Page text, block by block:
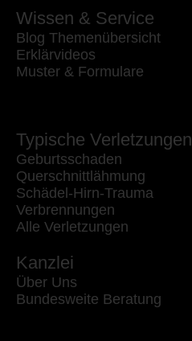
Wissen & Service
Blog Themenübersicht
Erklärvideos
Muster & Formulare
Typische Verletzungen
Geburtsschaden
Querschnittlähmung
Schädel-Hirn-Trauma
Verbrennungen
Alle Verletzungen
Kanzlei
Über Uns
Bundesweite Beratung